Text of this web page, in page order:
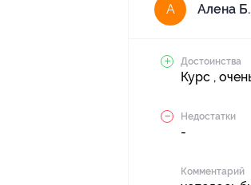
А Алена Б.
Достоинства
Курс ,
Недостатки
-
Комментарий